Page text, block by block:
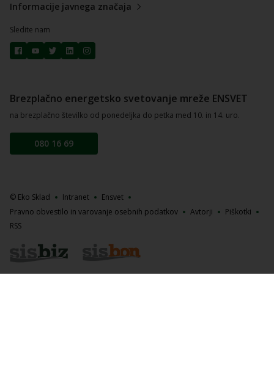
Informacije javnega značaja
Sledite nam
Brezplačno energetsko svetovanje mreže ENSVET
na brezplačno številko od ponedeljka do petka med 10. in 14. uro.
080 16 69
© Eko Sklad Intranet
Ensvet
Pravno obvestilo in varovanje osebnih podatkov
Avtorji
Piškotki
RSS